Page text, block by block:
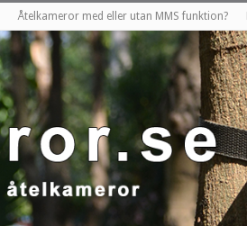
Åtelkameror med eller utan MMS funktion?